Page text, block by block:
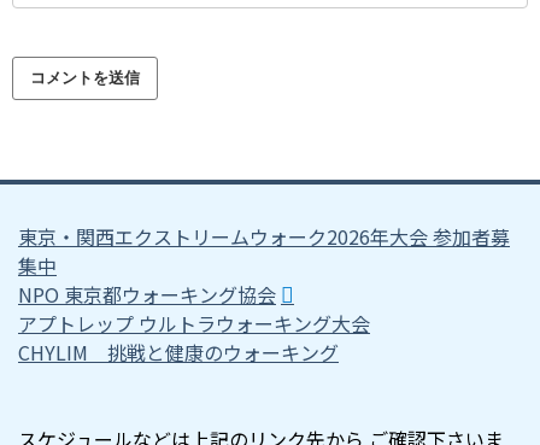
東京・関西エクストリームウォーク2026年大会 参加者募
集中
NPO 東京都ウォーキング協会
アプトレップ ウルトラウォーキング大会
CHYLIM 挑戦と健康のウォーキング
スケジュールなどは上記のリンク先から ご確認下さいま